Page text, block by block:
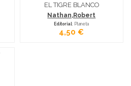
EL TIGRE BLANCO
Nathan,Robert
Editorial: Planeta
4,50 €